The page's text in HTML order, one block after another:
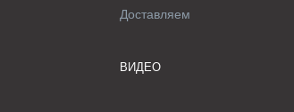
Доставляем
ВИДЕО